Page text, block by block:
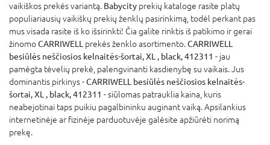
vaikiškos prekės variantą. Babycity prekių kataloge rasite platų
populiariausių vaikiškų prekių ženklų pasirinkimą, todėl perkant pas
mus visada rasite iš ko išsirinkti! Čia galite rinktis iš patikimo ir gerai
žinomoCARRIWELL prekės ženklo asortimento.CARRIWELL
besiūlės neščiosios kelnaitės-šortai, XL , black, 412311 - jau
pamėgta tėvelių prekė, palengvinanti kasdienybę su vaikais. Jus
dominantis pirkinys -CARRIWELL besiūlės neščiosios kelnaitės-
šortai, XL , black, 412311 - siūlomas patrauklia kaina, kuris
neabejotinai taps puikiu pagalbininku auginant vaiką. Apsilankius
internetinėje ar fizinėje parduotuvėje galėsite apžiūrėti norimą
prekę.